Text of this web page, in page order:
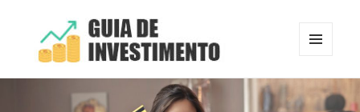
Guia de Investimento
E
WIDGETS